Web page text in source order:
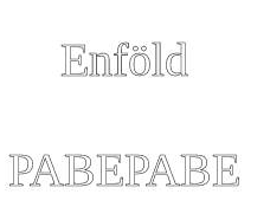
Enföld
PABEPABE